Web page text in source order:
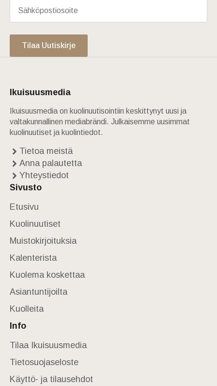
Tilaa Uutiskirje
Ikuisuusmedia
Ikuisuusmedia on kuolinuutisointiin keskittynyt uusi ja
valtakunnallinen mediabrändi. Julkaisemme uusimmat
kuolinuutiset ja kuolintiedot.
Tietoa meistä
Anna palautetta
Yhteystiedot
Sivusto
Etusivu
Kuolinuutiset
Muistokirjoituksia
Kalenterista
Kuolema koskettaa
Asiantuntijoilta
Kuolleita
Info
Tilaa Ikuisuusmedia
Tietosuojaseloste
Käyttö- ja tilausehdot